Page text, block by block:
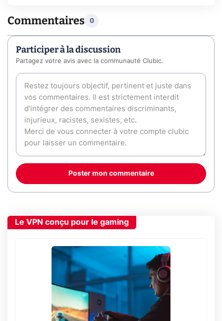
Commentaires 0
Participer à la discussion
Partagez votre avis avec la communauté Clubic.
Poster mon commentaire
Le VPN conçu pour le gaming